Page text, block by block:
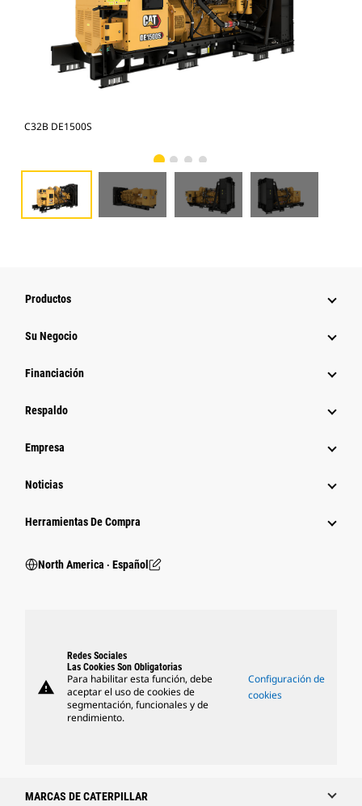
C32B DE1500S
Productos
Su Negocio
Financiación
Respaldo
Empresa
Noticias
Herramientas De Compra
North America ‧ Español
warning
Redes Sociales
Las Cookies Son Obligatorias
Para habilitar esta función, debe
aceptar el uso de cookies de
segmentación, funcionales y de
rendimiento.
Configuración de
cookies
MARCAS DE CATERPILLAR